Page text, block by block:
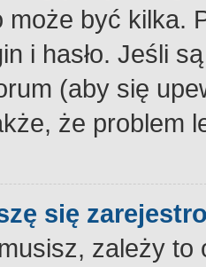
może być kilka.
i hasło. Jeśli
(aby się
że problem
się
zależy